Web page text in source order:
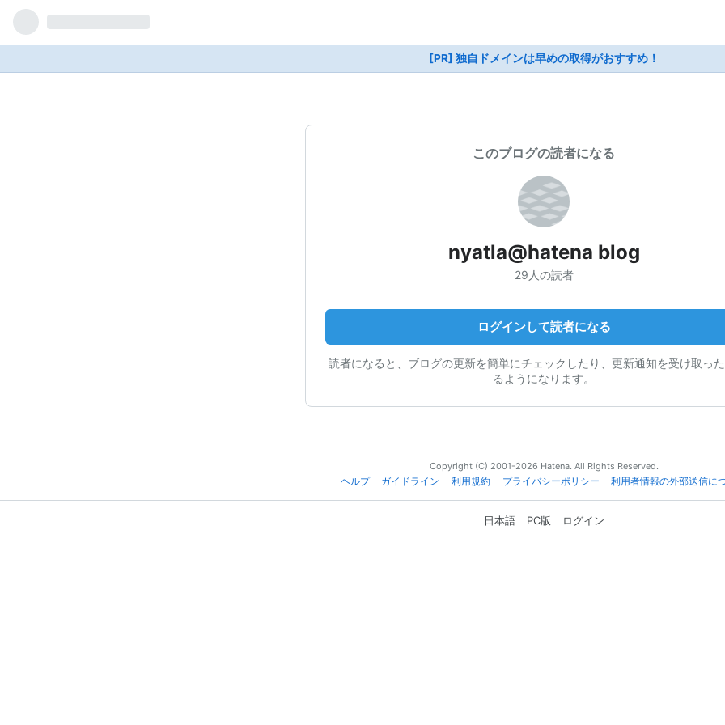
[PR] 独自ドメインは早めの取得がおすすめ！
このブログの読者になる
nyatla@hatena blog
29人の読者
ログインして読者になる
読者になると、ブログの更新を簡単にチェックしたり、更新通知を受け取っ
るようになります。
Copyright (C) 2001-2026 Hatena. All Rights Reserved.
ヘルプ
ガイドライン 利用規約 プライバシーポリシー 利用者情報の外部送信に
日本語 PC版 ログイン